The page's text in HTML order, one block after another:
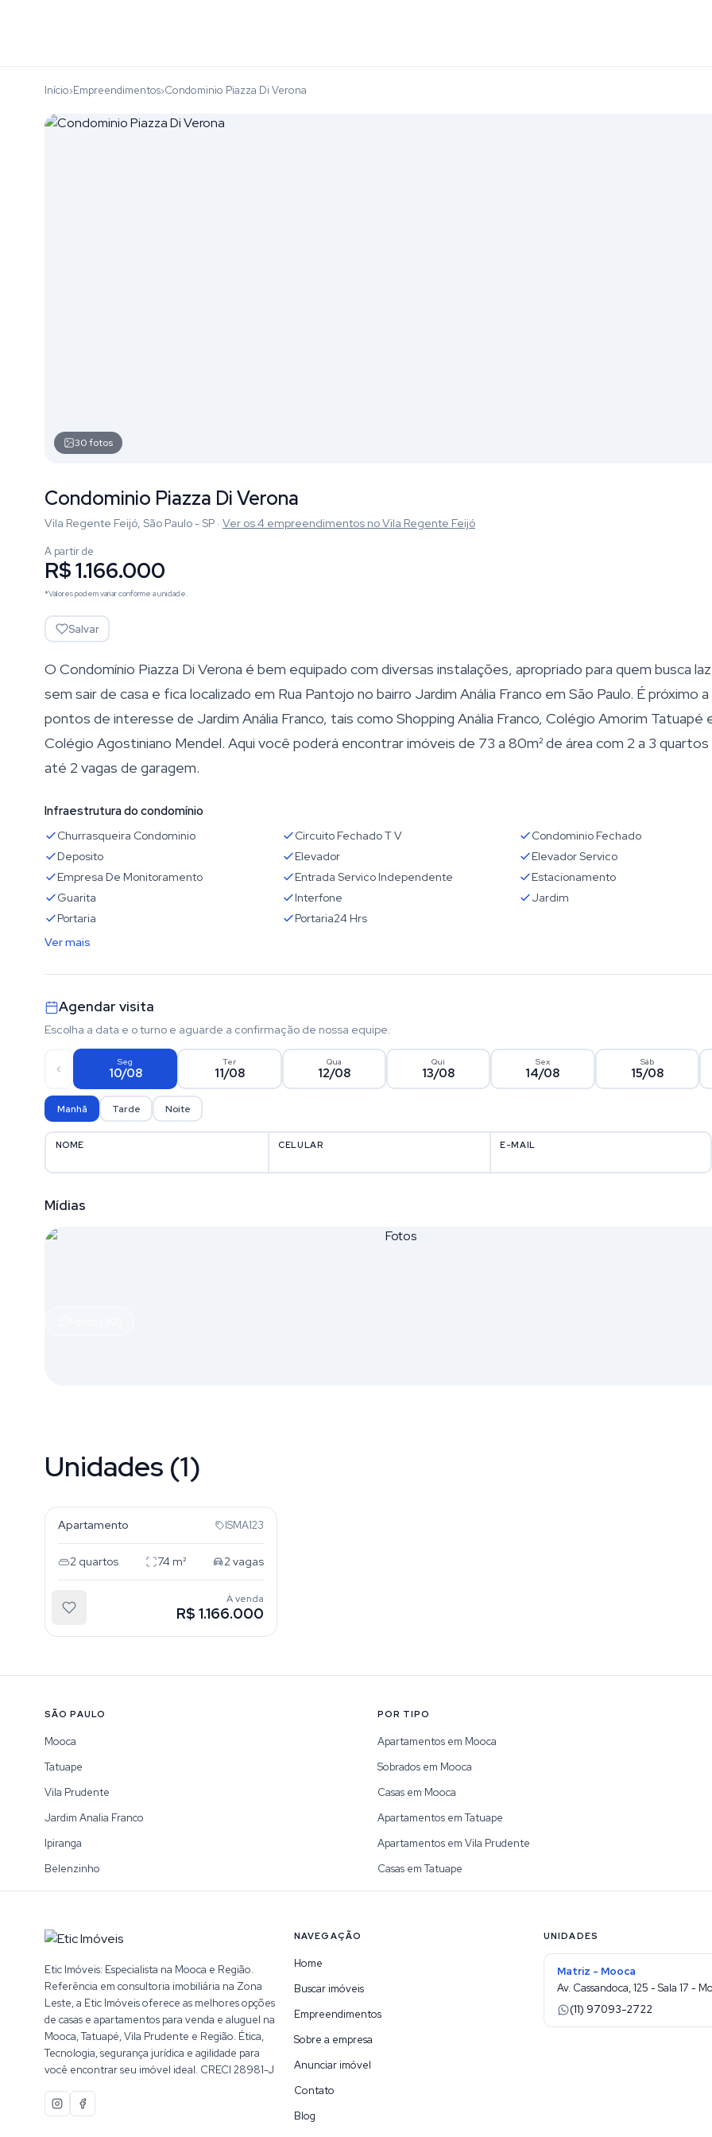
Início›Empreendimentos›Condominio Piazza Di Verona
30fotos
Condominio Piazza Di Verona
Vila Regente Feijó, São Paulo - SP · Ver os4 empreendimentos no Vila Regente Feijó
A partir de
R$ 1.166.000
*Valores podem variar conforme a unidade.
Salvar
O Condomínio Piazza Di Verona é bem equipado com diversas instalações, apropriado para quem busca
sem sair de casa e fica localizado em Rua Pantojo no bairro Jardim Anália Franco em São Paulo. É próximo a
pontos de interesse de Jardim Anália Franco, tais como Shopping Anália Franco, Colégio Amorim Tatuapé
Colégio Agostiniano Mendel. Aqui você poderá encontrar imóveis de 73 a 80m² de área com 2 a 3 quartos
até 2 vagas de garagem.
Infraestrutura do condomínio
Churrasqueira Condominio Circuito Fechado T V
Condominio Fechado
Deposito
Elevador
Elevador Servico
Empresa De Monitoramento
Entrada Servico Independente
Estacionamento
Guarita
Interfone
Jardim
Portaria
Portaria24 Hrs
Ver mais
Agendar visita
Escolha a data e o turno e aguarde a confirmação de nossa equipe.
Seg
10/08
Ter
11/08
Qua
12/08
Qui
13/08
Sex
14/08
Sáb
15/08
Manhã Tarde Noite
NOME CELULAR E-MAIL
Mídias
Unidades (1)
Vila Regente Feijó
Apartamento ISMA123
2 quartos 74 m² 2vagas
À venda
R$ 1.166.000
SÃO PAULO
Mooca
Tatuape
Vila Prudente
Jardim Analia Franco
Ipiranga
Belenzinho
POR TIPO
Apartamentos em Mooca
Sobrados em Mooca
Casas em Mooca
Apartamentos em Tatuape
Apartamentos em Vila Prudente
Casas em Tatuape
Etic Imóveis: Especialista na Mooca e Região.
Referência em consultoria imobiliária na Zona
Leste, a Etic Imóveis oferece as melhores opções
de casas e apartamentos para venda e aluguel na
Mooca, Tatuapé, Vila Prudente e Região. Ética,
Tecnologia, segurança jurídica e agilidade para
você encontrar seu imóvel ideal. CRECI 28981-J
NAVEGAÇÃO
Home
Buscar imóveis
Empreendimentos
Sobre a empresa
Anunciar imóvel
Contato
Blog
UNIDADES
Matriz - Mooca
Av. Cassandoca, 125 - Sala 17 -
(11) 97093-2722